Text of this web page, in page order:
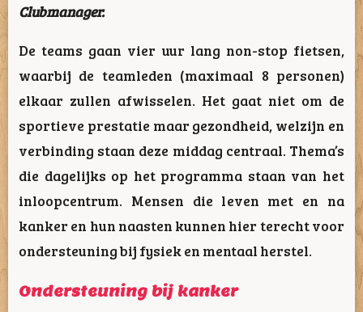
Clubmanager.
De teams gaan vier uur lang non-stop fietsen,
waarbij de teamleden (maximaal 8 personen)
elkaar zullen afwisselen. Het gaat niet om de
sportieve prestatie maar gezondheid, welzijn en
verbinding staan deze middag centraal. Thema’s
die dagelijks op het programma staan van het
inloopcentrum. Mensen die leven met en na
kanker en hun naasten kunnen hier terecht voor
ondersteuning bij fysiek en mentaal herstel.
Ondersteuning bij kanker